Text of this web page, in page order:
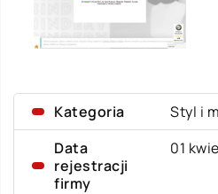
Kategoria
Styl i
Data
rejestracji
firmy
01